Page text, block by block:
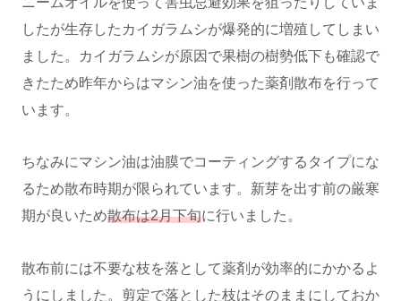
したが生存したカイガラムシが爆発的に増殖してしまい
ました。カイガラムシが原因で果樹の樹勢低下も確認で
きたため昨年からはマシン油を使った薬剤散布を行って
います。
ちなみにマシン油は油膜でコーティングするタイプにな
るため散布時期が限られています。新芽を出す前の厳寒
期が良いため散布は2月下旬に行いました。
散布前には不要な枝を落として薬剤が効率的にかかるよ
うにしました。剪定で落とした枝はそのままにしておか